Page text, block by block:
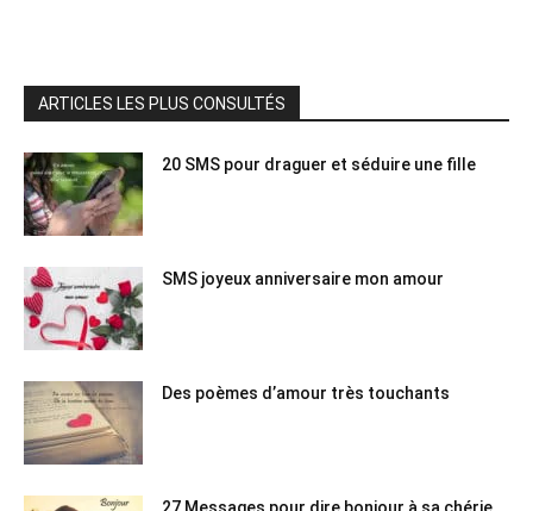
ARTICLES LES PLUS CONSULTÉS
20 SMS pour draguer et séduire une fille
SMS joyeux anniversaire mon amour
Des poèmes d’amour très touchants